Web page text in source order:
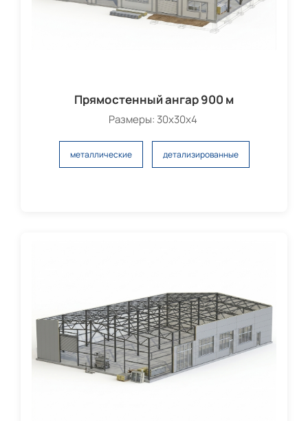
Прямостенный ангар 900 м
Размеры: 30х30х4
металлические детализированные